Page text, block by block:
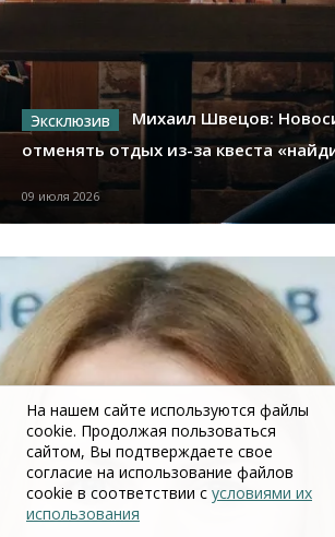
Михаил Швецов:
отменять отдых из-за квеста
09 июля 2026
На нашем сайте используются файлы
cookie. Продолжая пользоваться
сайтом, Вы подтверждаете свое
согласие на использование файлов
cookie в соответствии с условиями их
использования